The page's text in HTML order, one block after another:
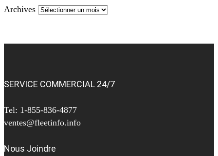
Archives
SERVICE COMMERCIAL 24/7
Tel: 1-855-836-4877
ventes@fleetinfo.info
Nous Joindre